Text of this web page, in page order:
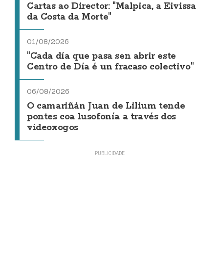
Cartas ao Director: "Malpica, a Eivissa
da Costa da Morte"
01/08/2026
"Cada día que pasa sen abrir este
Centro de Día é un fracaso colectivo"
06/08/2026
O camariñán Juan de Lilium tende
pontes coa lusofonía a través dos
videoxogos